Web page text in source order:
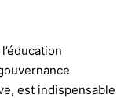
est indispensable